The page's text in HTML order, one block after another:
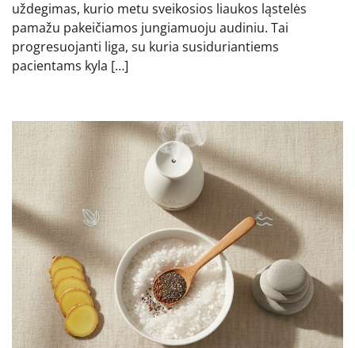
uždegimas, kurio metu sveikosios liaukos ląstelės
pamažu pakeičiamos jungiamuoju audiniu. Tai
progresuojanti liga, su kuria susiduriantiems
pacientams kyla […]